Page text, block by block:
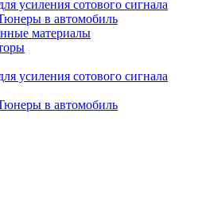
усиления сотового сигнала
в автомобиль
материалы
усиления сотового сигнала
в автомобиль